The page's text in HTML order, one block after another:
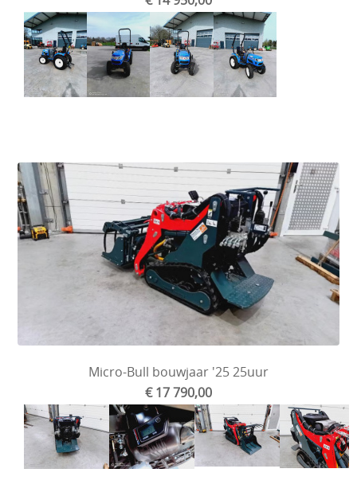
Micro-Bull bouwjaar '25 25uur
€ 17 790,00